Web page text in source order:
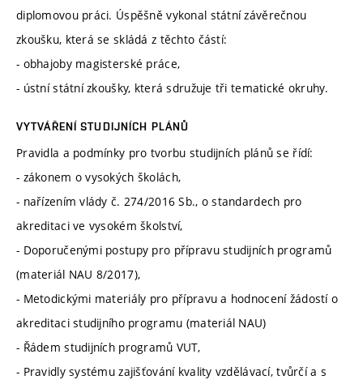
diplomovou práci. Úspěšně vykonal státní závěrečnou
zkoušku, která se skládá z těchto částí:
- obhajoby magisterské práce,
- ústní státní zkoušky, která sdružuje tři tematické okruhy.
VYTVÁŘENÍ STUDIJNÍCH PLÁNŮ
Pravidla a podmínky pro tvorbu studijních plánů se řídí:
- zákonem o vysokých školách,
- nařízením vlády č. 274/2016 Sb., o standardech pro
akreditaci ve vysokém školství,
- Doporučenými postupy pro přípravu studijních programů
(materiál NAU 8/2017),
- Metodickými materiály pro přípravu a hodnocení žádostí o
akreditaci studijního programu (materiál NAU)
- Řádem studijních programů VUT,
- Pravidly systému zajišťování kvality vzdělávací, tvůrčí a s